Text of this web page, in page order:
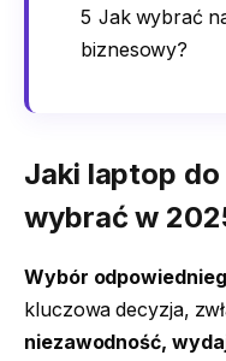
5 Jak wybrać
biznesowy?
Jaki laptop
wybrać w
Wybór
kluczowa decyzja,
niezawodność,